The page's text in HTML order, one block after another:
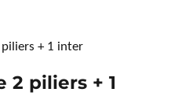
+ 1 inter
2 piliers + 1